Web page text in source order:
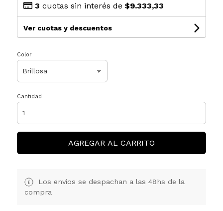
3 cuotas sin interés de $9.333,33
Ver cuotas y descuentos
Color
Cantidad
AGREGAR AL CARRITO
Los envios se despachan a las 48hs de la
compra